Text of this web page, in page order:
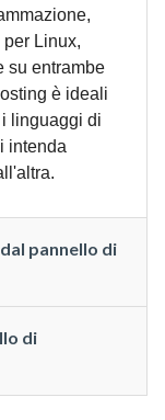
Linux,
su entrambe
è ideali
linguaggi di
intenda
pannello di
di